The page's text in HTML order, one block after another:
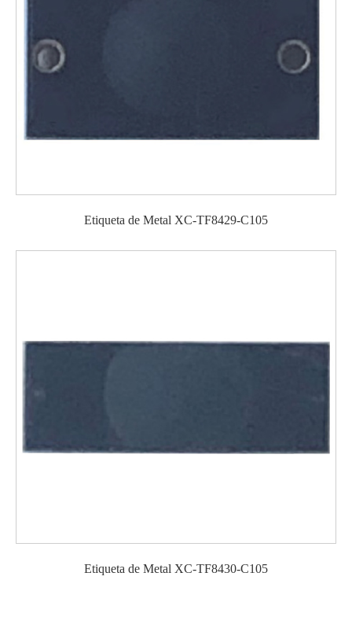
Etiqueta de Metal XC-TF8429-C105
Etiqueta de Metal XC-TF8430-C105